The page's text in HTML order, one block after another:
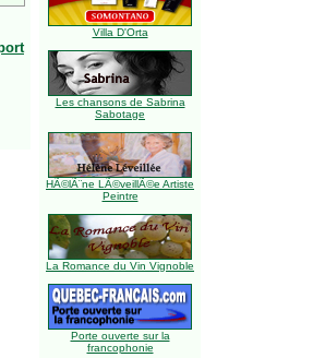
Villa D'Orta
Les chansons de Sabrina
Sabotage
HÃ©lÃ¨ne LÃ©veillÃ©e Artiste
Peintre
La Romance du Vin Vignoble
Porte ouverte sur la
francophonie